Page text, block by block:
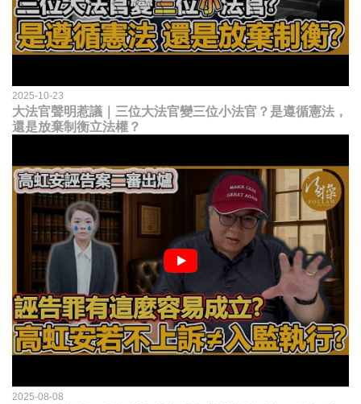
2025-10-23
大法官聲明惹議｜三位大法官變三位小法官？是遵循憲法，
還是放棄制衡立法權？
2025-08-08